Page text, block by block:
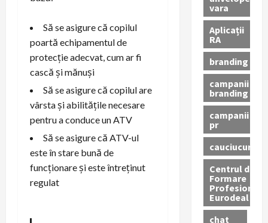
Să se asigure că copilul
poartă echipamentul de
protecție adecvat, cum ar fi
cască și mănuși
Să se asigure că copilul are
vârsta și abilitățile necesare
pentru a conduce un ATV
Să se asigure că ATV-ul
este în stare bună de
funcționare și este întreținut
regulat
vara
Aplicații
RA
branding
campanii
branding
campanii
pr
cauciucuri
Centrul de
Formare
Profesionala
Eurodeal
chat